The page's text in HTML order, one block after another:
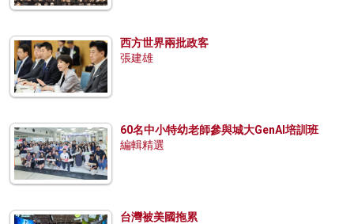
西方世界兩批政客
張建雄
60名中小特幼老師參與城大GenAI培訓班
編輯精選
台灣被美國拖累